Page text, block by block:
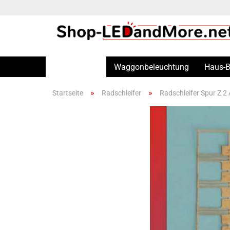
Waggonbeleuchtung Haus-
Startseite » Radschleifer » Radschleifer Spur Z